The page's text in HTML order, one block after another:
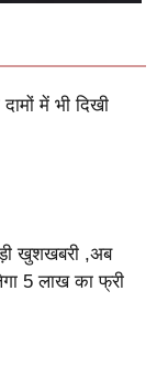
में भी दिखी
खुशखबरी ,अब
5 लाख का फ्री